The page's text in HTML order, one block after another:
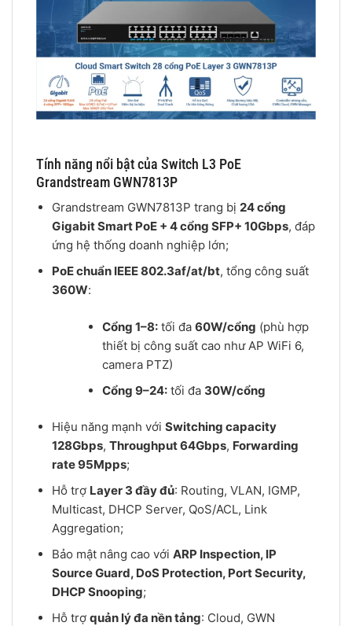
Tính năng nổi bật của Switch L3 PoE
Grandstream GWN7813P
Grandstream GWN7813P trang bị 24 cổng
Gigabit Smart PoE + 4 cổng SFP+ 10Gbps, đáp
ứng hệ thống doanh nghiệp lớn;
PoE chuẩn IEEE 802.3af/at/bt, tổng công suất
360W:
Cổng 1–8: tối đa60W/cổng (phù hợp
thiết bị công suất cao như AP WiFi 6,
camera PTZ)
Cổng 9–24: tối đa 30W/cổng
Hiệu năng mạnh với Switching capacity
128Gbps, Throughput 64Gbps, Forwarding
rate 95Mpps;
Hỗ trợ Layer 3 đầy đủ: Routing, VLAN, IGMP,
Multicast, DHCP Server, QoS/ACL, Link
Aggregation;
Bảo mật nâng cao với ARP Inspection, IP
Source Guard, DoS Protection, Port Security,
DHCP Snooping;
Hỗ trợ quản lý đa nền tảng: Cloud, GWN